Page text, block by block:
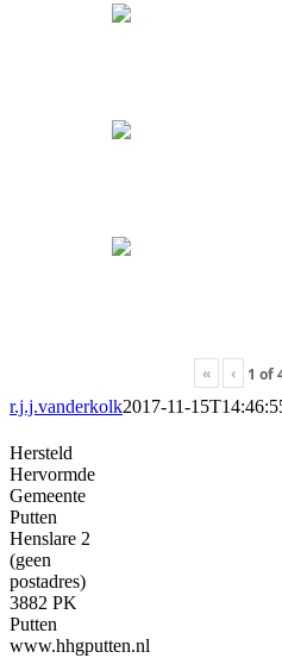
« ‹ 1 of
r.j.j.vanderkolk2017-11-
Hersteld
Hervormde
Gemeente
Putten
Henslare 2
(geen
postadres)
3882 PK
Putten
www.hhgputten.nl